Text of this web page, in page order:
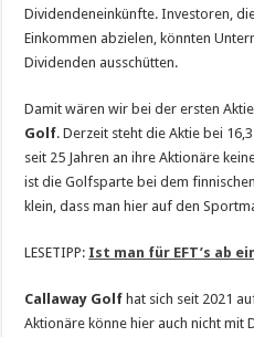
Dividendeneinkünfte. Investoren,
Einkommen abzielen, könnten
Dividenden ausschütten.
Damit wären wir bei der ersten
Golf. Derzeit steht die Aktie bei
seit 25 Jahren an ihre Aktionäre
ist die Golfsparte bei dem
klein, dass man hier auf den
LESETIPP: Ist man für EFT’s ab
Callaway Golf hat sich seit 2021
Aktionäre könne hier auch nicht mit